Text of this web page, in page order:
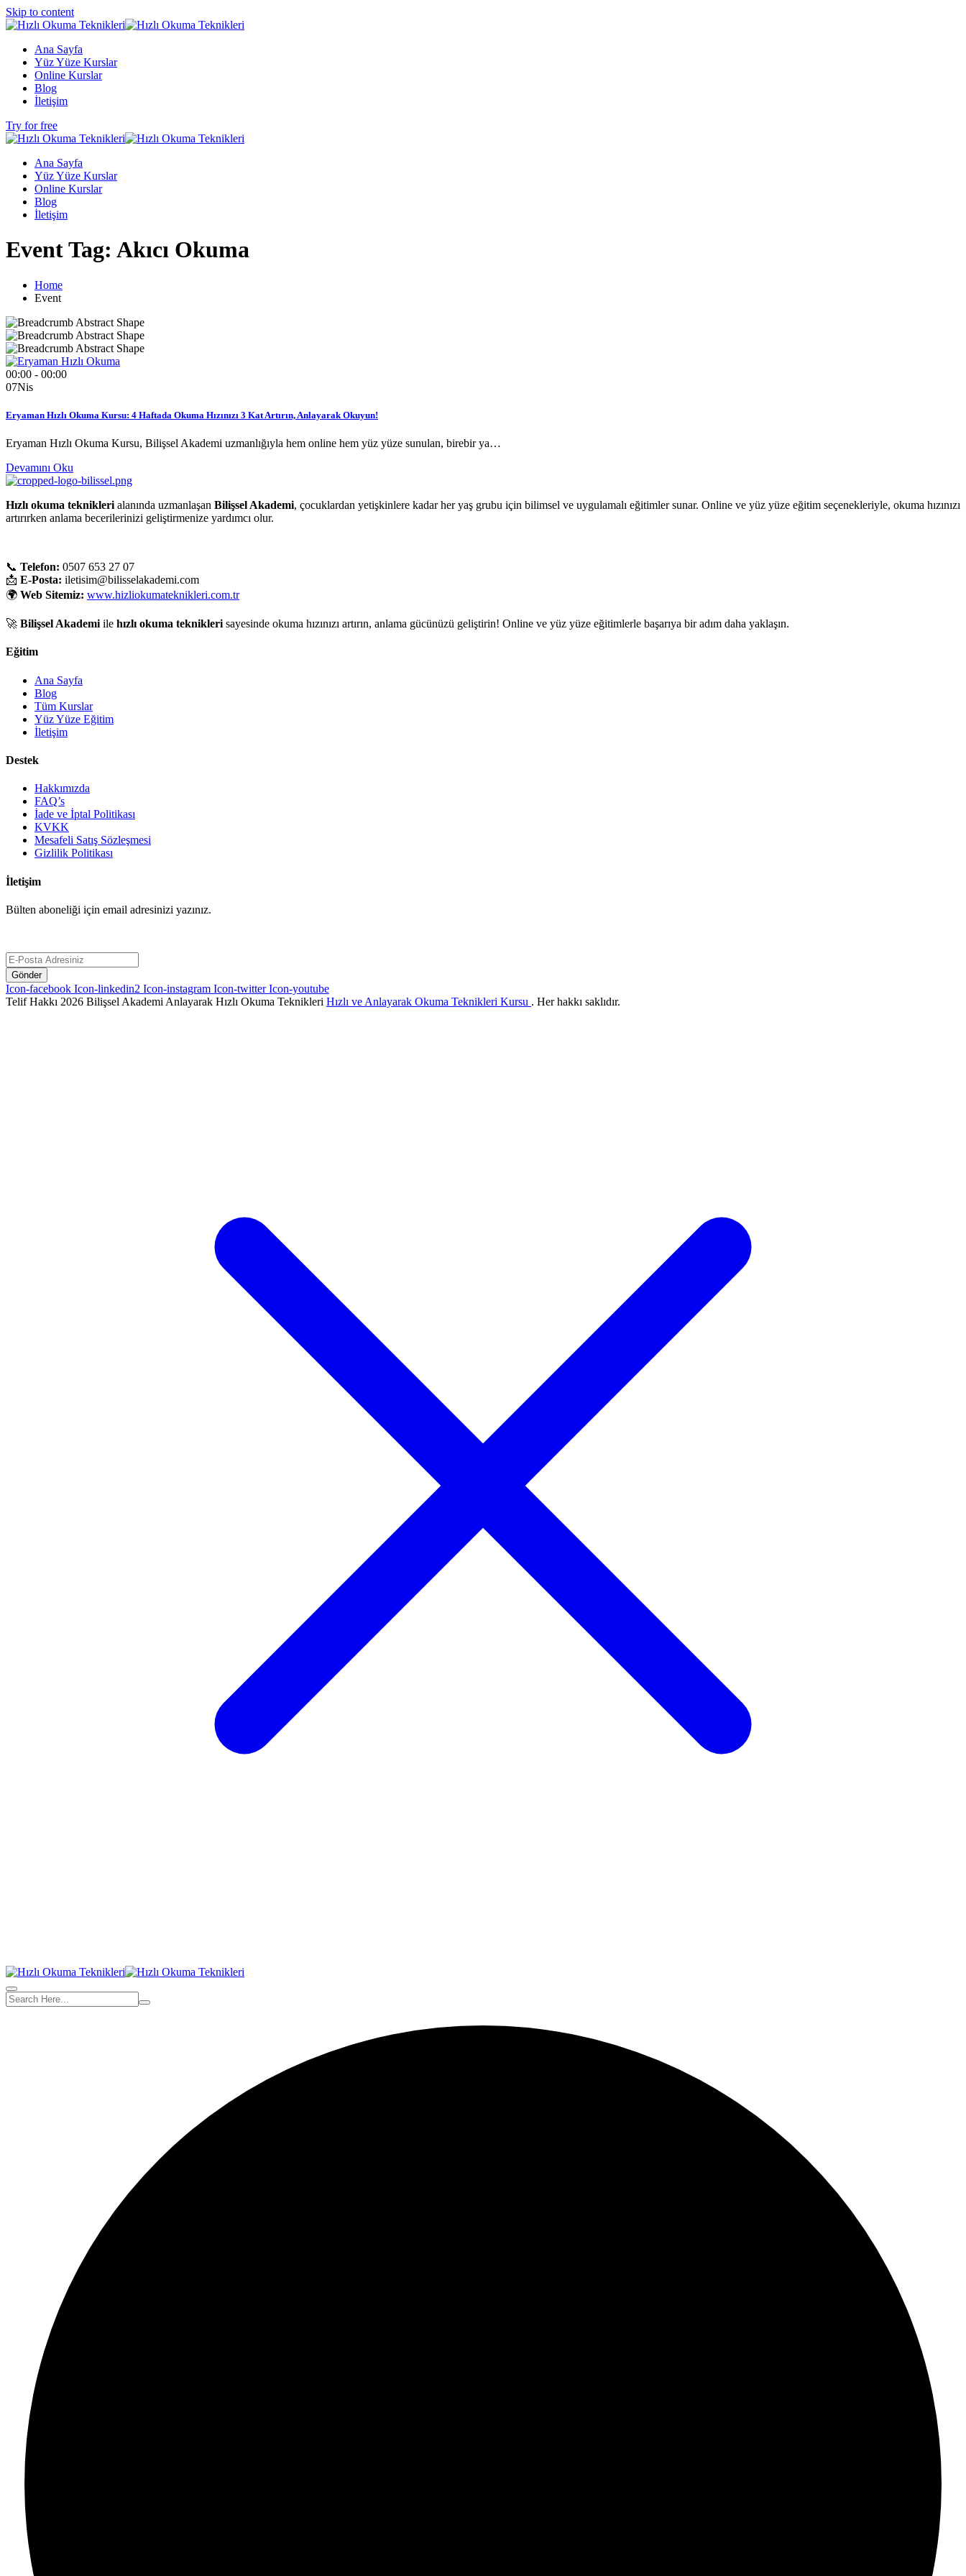
Skip to content
Ana Sayfa
Yüz Yüze Kurslar
Online Kurslar
Blog
İletişim
Try for free
Ana Sayfa
Yüz Yüze Kurslar
Online Kurslar
Blog
İletişim
Event Tag: Akıcı Okuma
Home
Event
00:00 - 00:00
07Nis
Eryaman Hızlı Okuma Kursu: 4 Haftada Okuma Hızınızı 3 Kat Artırın, Anlayarak Okuyun!
Eryaman Hızlı Okuma Kursu, Bilişsel Akademi uzmanlığıyla hem online hem yüz yüze sunulan, birebir ya…
Devamını Oku
Hızlı okuma teknikleri alanında uzmanlaşan Bilişsel Akademi, çocuklardan yetişkinlere kadar her yaş grubu için bilimsel ve uygulamalı eğitimler sunar. Online ve yüz yüze eğitim seçenekleriyle, okuma hızınızı
artırırken anlama becerilerinizi geliştirmenize yardımcı olur.
📞 Telefon: 0507 653 27 07
📩 E-Posta: iletisim@bilisselakademi.com
🌍 Web Sitemiz: www.hizliokumateknikleri.com.tr
🚀 Bilişsel Akademi ile hızlı okuma teknikleri sayesinde okuma hızınızı artırın, anlama gücünüzü geliştirin! Online ve yüz yüze eğitimlerle başarıya bir adım daha yaklaşın.
Eğitim
Ana Sayfa
Blog
Tüm Kurslar
Yüz Yüze Eğitim
İletişim
Destek
Hakkımızda
FAQ’s
İade ve İptal Politikası
KVKK
Mesafeli Satış Sözleşmesi
Gizlilik Politikası
İletişim
Bülten aboneliği için email adresinizi yazınız.
Gönder
Icon-facebook Icon-linkedin2 Icon-instagram Icon-twitter Icon-youtube
Telif Hakkı 2026 Bilişsel Akademi Anlayarak Hızlı Okuma Teknikleri Hızlı ve Anlayarak Okuma Teknikleri Kursu . Her hakkı saklıdır.